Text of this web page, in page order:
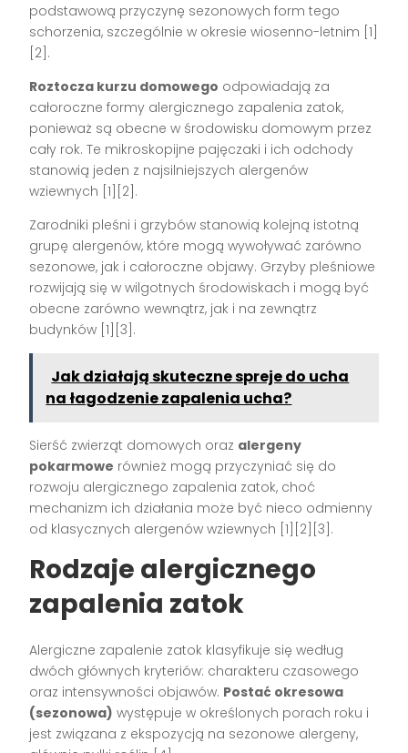
podstawową przyczynę sezonowych form tego
schorzenia, szczególnie w okresie wiosenno-letnim [1]
[2].
Roztocza kurzu domowego odpowiadają za
całoroczne formy alergicznego zapalenia zatok,
ponieważ są obecne w środowisku domowym przez
cały rok. Te mikroskopijne pajęczaki i ich odchody
stanowią jeden z najsilniejszych alergenów
wziewnych [1][2].
Zarodniki pleśni i grzybów stanowią kolejną istotną
grupę alergenów, które mogą wywoływać zarówno
sezonowe, jak i całoroczne objawy. Grzyby pleśniowe
rozwijają się w wilgotnych środowiskach i mogą być
obecne zarówno wewnątrz, jak i na zewnątrz
budynków [1][3].
Jak działają skuteczne spreje do ucha
na łagodzenie zapalenia ucha?
Sierść zwierząt domowych oraz alergeny
pokarmowe również mogą przyczyniać się do
rozwoju alergicznego zapalenia zatok, choć
mechanizm ich działania może być nieco odmienny
od klasycznych alergenów wziewnych [1][2][3].
Rodzaje alergicznego
zapalenia zatok
Alergiczne zapalenie zatok klasyfikuje się według
dwóch głównych kryteriów: charakteru czasowego
oraz intensywności objawów. Postać okresowa
(sezonowa) występuje w określonych porach roku i
jest związana z ekspozycją na sezonowe alergeny,